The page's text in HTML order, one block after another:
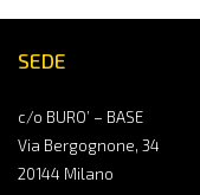
SEDE
c/o BURO’ – BASE
Via Bergognone, 34
20144 Milano